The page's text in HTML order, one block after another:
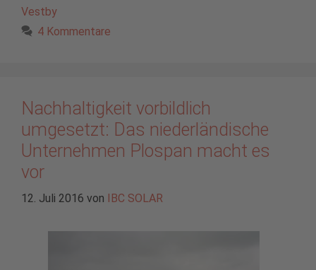
Vestby
4 Kommentare
Nachhaltigkeit vorbildlich
umgesetzt: Das niederländische
Unternehmen Plospan macht es
vor
12. Juli 2016 von IBC SOLAR